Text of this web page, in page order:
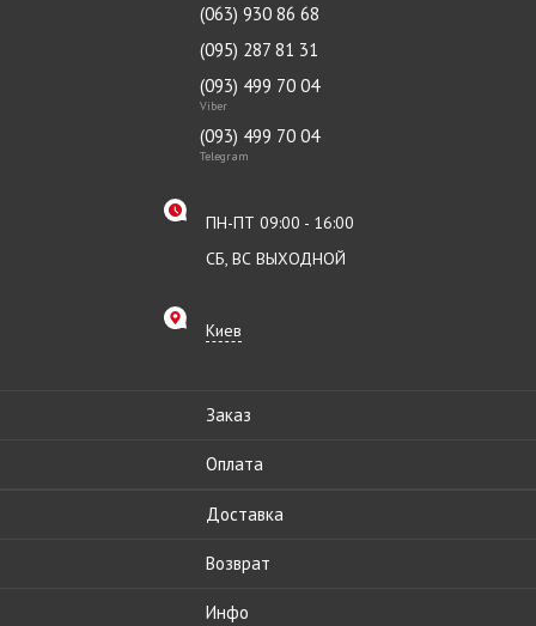
(063) 930 86 68
(095) 287 81 31
(093) 499 70 04
Viber
(093) 499 70 04
Telegram
ПН-ПТ 09:00 - 16:00
СБ, ВС ВЫХОДНОЙ
Киев
Заказ
Оплата
Доставка
Возврат
Инфо